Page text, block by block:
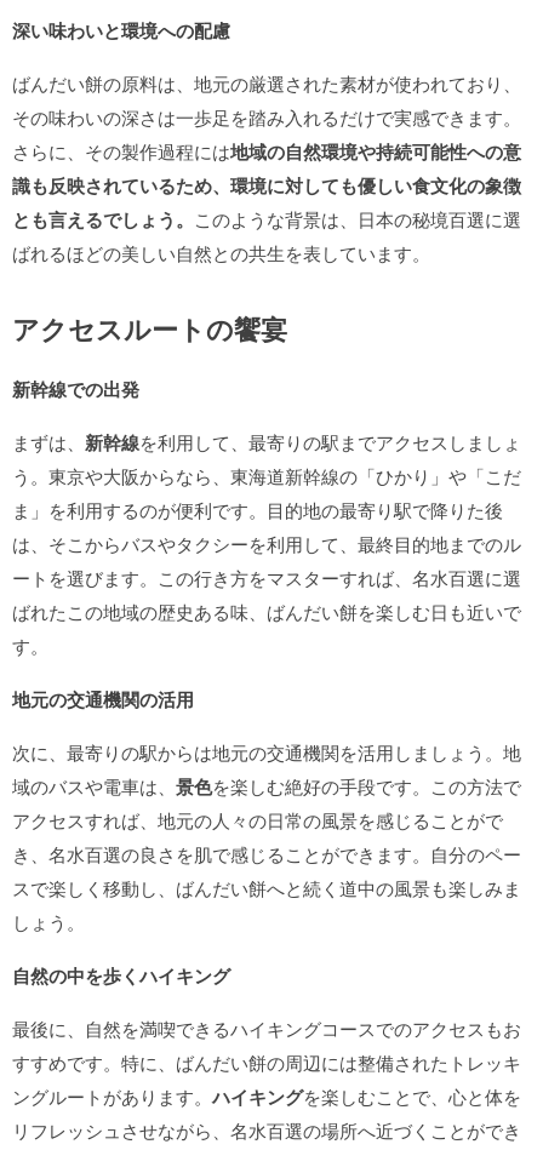
深い味わいと環境への配慮
ばんだい餅の原料は、地元の厳選された素材が使われており、
その味わいの深さは一歩足を踏み入れるだけで実感できます。
さらに、その製作過程には地域の自然環境や持続可能性への意
識も反映されているため、環境に対しても優しい食文化の象徴
とも言えるでしょう。 このような背景は、日本の秘境百選に選
ばれるほどの美しい自然との共生を表しています。
アクセスルートの饗宴
新幹線での出発
まずは、 新幹線を利用して、最寄りの駅までアクセスしましょ
う。東京や大阪からなら、東海道新幹線の「ひかり」や「こだ
ま」を利用するのが便利です。目的地の最寄り駅で降りた後
は、そこからバスやタクシーを利用して、最終目的地までのル
ートを選びます。この行き方をマスターすれば、名水百選に選
ばれたこの地域の歴史ある味、ばんだい餅を楽しむ日も近いで
す。
地元の交通機関の活用
次に、最寄りの駅からは地元の交通機関を活用しましょう。地
域のバスや電車は、 景色を楽しむ絶好の手段です。この方法で
アクセスすれば、地元の人々の日常の風景を感じることがで
き、名水百選の良さを肌で感じることができます。自分のペー
スで楽しく移動し、ばんだい餅へと続く道中の風景も楽しみま
しょう。
自然の中を歩くハイキング
最後に、自然を満喫できるハイキングコースでのアクセスもお
すすめです。特に、ばんだい餅の周辺には整備されたトレッキ
ングルートがあります。ハイキングを楽しむことで、心と体を
リフレッシュさせながら、名水百選の場所へ近づくことができ